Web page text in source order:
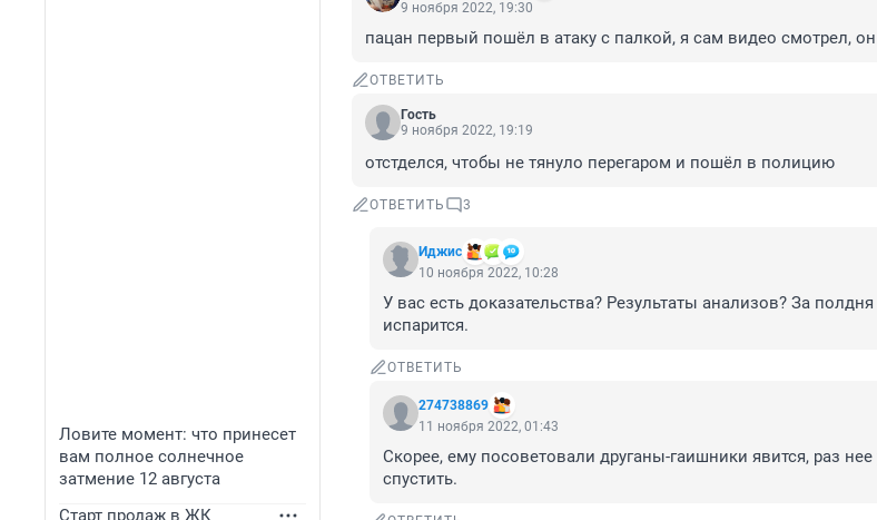
Ловите момент: что принесет
вам полное солнечное
затмение 12 августа
Старт продаж в ЖК
9 ноября 2022, 19:30
пацан первый пошёл в атаку с палкой, я сам видео смотрел,
ОТВЕТИТЬ
Гость
9 ноября 2022, 19:19
отстделся, чтобы не тянуло перегаром и пошёл в полицию
ОТВЕТИТЬ 3
Иджис
10 ноября 2022, 10:28
У вас есть доказательства? Результаты анализов? За
испарится.
ОТВЕТИТЬ
274738869
11 ноября 2022, 01:43
Скорее, ему посоветовали друганы-гаишники явится, раз
спустить.